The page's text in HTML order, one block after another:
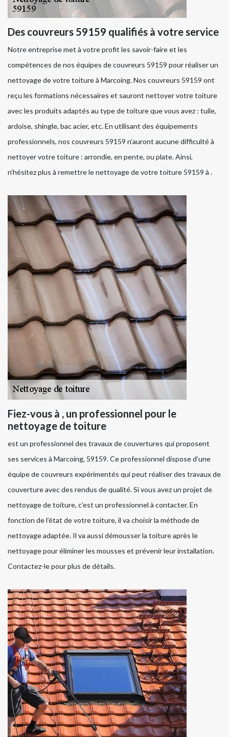
Des couvreurs 59159 qualifiés à votre service
Notre entreprise met à votre profit les savoir-faire et les
compétences de nos équipes de couvreurs 59159 pour réaliser un
nettoyage de votre toiture à Marcoing. Nos couvreurs 59159 ont
reçu les formations nécessaires et sauront nettoyer votre toiture
avec les produits adaptés au type de toiture que vous avez : tuile,
ardoise, shingle, bac acier, etc. En utilisant des équipements
professionnels, nos couvreurs 59159 n’auront aucune difficulté à
nettoyer votre toiture : arrondie, en pente, ou plate. Ainsi,
n’hésitez plus à remettre le nettoyage de votre toiture 59159 à .
Fiez-vous à , un professionnel pour le
nettoyage de toiture
est un professionnel des travaux de couvertures qui proposent
ses services à Marcoing, 59159. Ce professionnel dispose d’une
équipe de couvreurs expérimentés qui peut réaliser des travaux de
couverture avec des rendus de qualité. Si vous avez un projet de
nettoyage de toiture, c’est un professionnel à contacter. En
fonction de l’état de votre toiture, il va choisir la méthode de
nettoyage adaptée. Il va aussi démousser la toiture après le
nettoyage pour éliminer les mousses et prévenir leur installation.
Contactez-le pour plus de détails.